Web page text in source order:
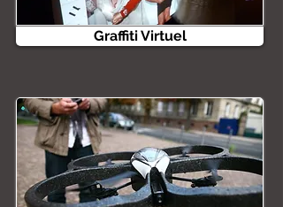
Graffiti Virtuel